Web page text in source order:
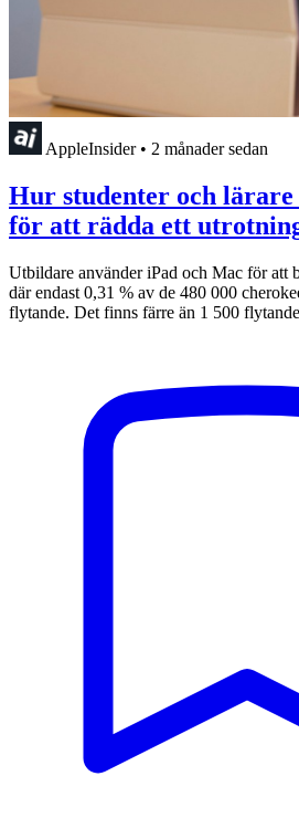
AppleInsider • 2 månader sedan
Hur studenter och lärare
för att rädda ett
Utbildare använder iPad och Mac för att
där endast 0,31 % av de 480 000
flytande. Det finns färre än 1 500